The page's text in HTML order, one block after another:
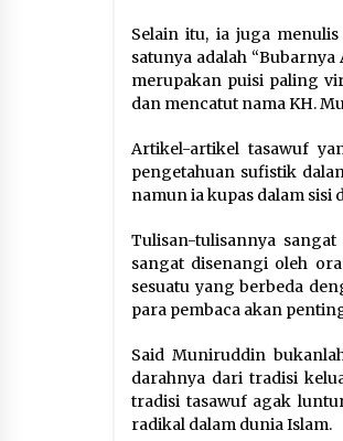
Selain itu, ia juga
satunya adalah
merupakan puisi paling
dan mencatut nama KH.
Artikel-artikel tasawuf
pengetahuan sufistik
namun ia kupas dalam sisi
Tulisan-tulisannya
sangat disenangi oleh
sesuatu yang berbeda
para pembaca akan
Said Muniruddin
darahnya dari tradisi
tradisi tasawuf agak
radikal dalam dunia Islam.